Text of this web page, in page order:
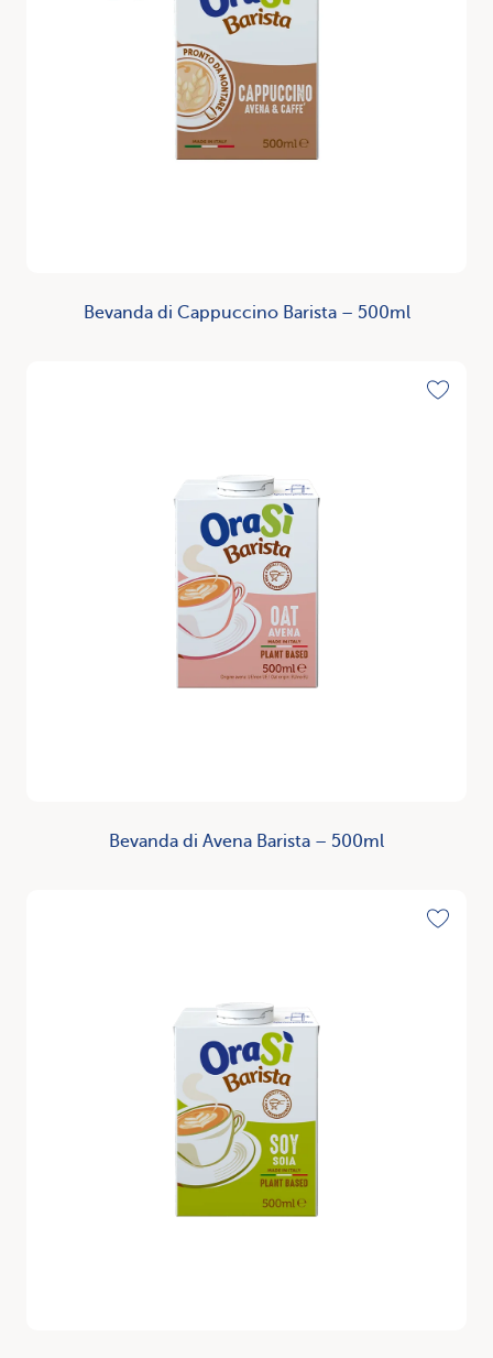
Bevanda di Cappuccino Barista – 500ml
Bevanda di Avena Barista – 500ml